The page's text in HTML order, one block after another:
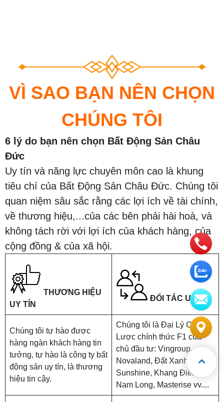
VÌ SAO BẠN NÊN CHỌN
CHÚNG TÔI
6 lý do bạn nên chọn Bất Động Sản Châu
Đức
Uy tín và năng lực chuyên môn cao là khung
tiêu chí của Bất Động Sản Châu Đức. Chúng tôi
quan niệm sâu sắc rằng các lợi ích về tài chính,
về thương hiệu,...của các bên phải hài hoà, và
không tách rời với lợi ích của khách hàng, của
cộng đồng & của xã hội.
THƯƠNG HIỆU
UY TÍN
ĐỐI TÁC UY TÍN
Chúng tôi tự hào được
hàng ngàn khách hàng tin
tưởng, tự hào là công ty bất
động sản uy tín, là thương
hiệu tin cậy.
Chúng tôi là Đại Lý Chiến
Lược chính thức F1 của
chủ đầu tư: Vingroup,
Novaland, Đất Xanh,
Sunshine, Khang Điền,
Nam Long, Masterise vv....